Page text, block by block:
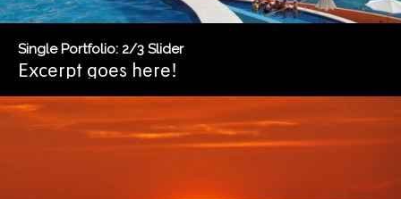
Single Portfolio: 2/3 Slider
Excerpt goes here!